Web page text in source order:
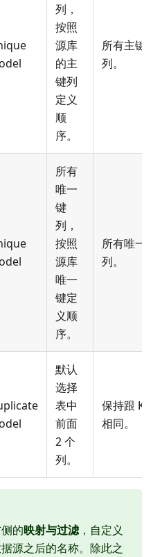
列，
按照
源库
的主
键列
定义
顺
序。
所有主键
列。
所有
唯一
键
列，
按照
源库
唯一
键定
义顺
序。
所有唯一
列。
默认
选择
表中
前面
2 个
列。
保持跟
相同。
的映射与过滤，自定义
源之后的名称。除此之